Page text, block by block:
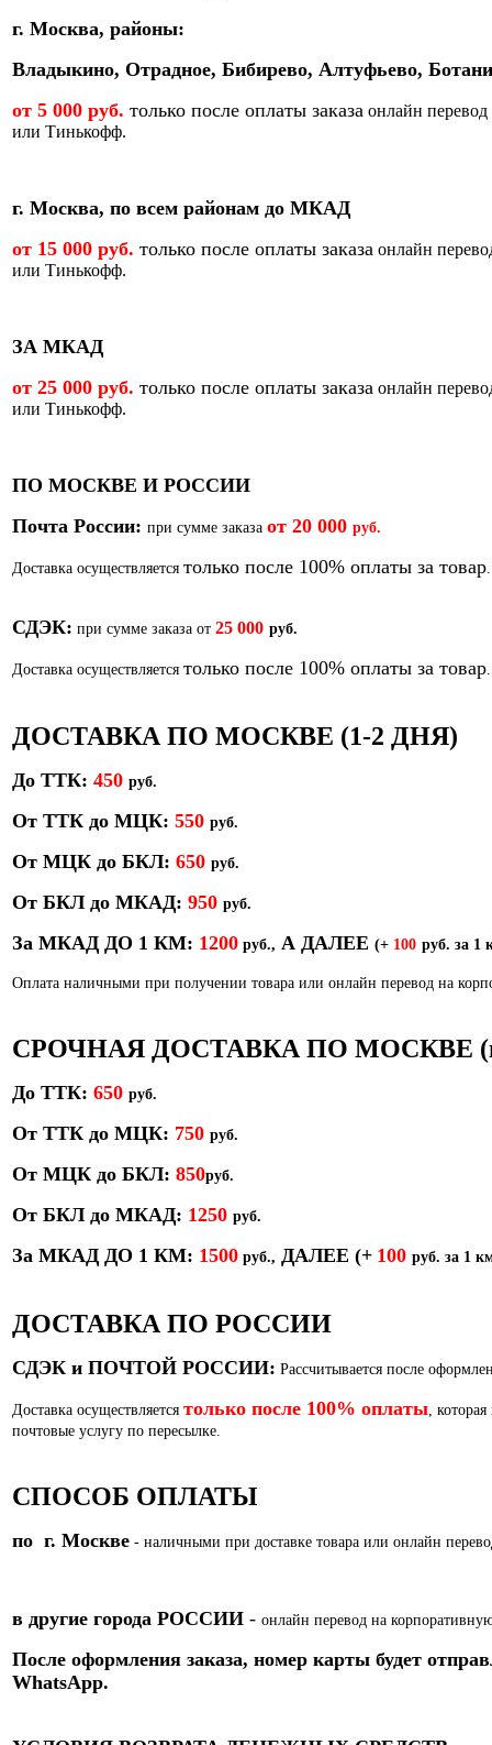
г. Москва, районы:
Владыкино, Отрадное, Бибирево, Алтуфьево,
от 5 000 руб. только после оплаты заказа онлайн
или Тинькофф.
г. Москва, по всем районам до МКАД
от 15 000 руб. только после оплаты заказа онлайн
или Тинькофф.
ЗА МКАД
от 25 000 руб. только после оплаты заказа онлайн
или Тинькофф.
ПО МОСКВЕ И РОССИИ
Почта России: при сумме заказа от 20 000 руб.
Доставка осуществляется только после 100% оплаты за товар
СДЭК: при сумме заказа от 25 000 руб.
Доставка осуществляется только после 100% оплаты за товар
ДОСТАВКА ПО МОСКВЕ (1-2 ДНЯ)
До ТТК: 450 руб.
От ТТК до МЦК: 550 руб.
От МЦК до БКЛ: 650 руб.
От БКЛ до МКАД: 950 руб.
За МКАД ДО 1 КМ: 1200 руб., А ДАЛЕЕ (+ 100 руб. за 1
Оплата наличными при получении товара или онлайн перевод на
СРОЧНАЯ ДОСТАВКА ПО МОСКВЕ (в
До ТТК: 650 руб.
От ТТК до МЦК: 750 руб.
От МЦК до БКЛ: 850руб.
От БКЛ до МКАД: 1250 руб.
За МКАД ДО 1 КМ: 1500 руб., ДАЛЕЕ (+ 100 руб. за 1
ДОСТАВКА ПО РОССИИ
СДЭК и ПОЧТОЙ РОССИИ: Рассчитывается после
Доставка осуществляется только после 100% оплаты ,
почтовые услугу по пересылке.
СПОСОБ ОПЛАТЫ
по г. Москве - наличными при доставке товара или онлайн
в другие города РОССИИ - онлайн перевод на
После оформления заказа, номер карты будет
WhatsApp.